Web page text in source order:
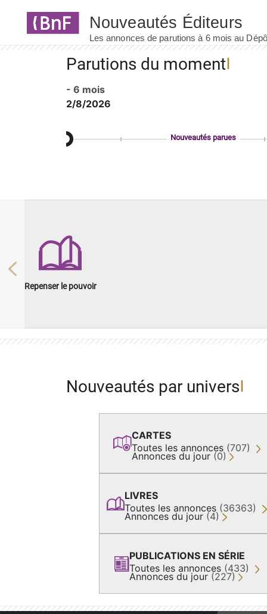
Parutions du moment
- 6 mois
2/8/2026
Nouveautés parues
Repenser le pouvoir
Previous
Nouveautés par univers
CARTES
Toutes les annonces (707)
Annonces du jour (0)
LIVRES
Toutes les annonces (36363)
Annonces du jour (4)
PUBLICATIONS EN SÉRIE
Toutes les annonces (433)
Annonces du jour (227)